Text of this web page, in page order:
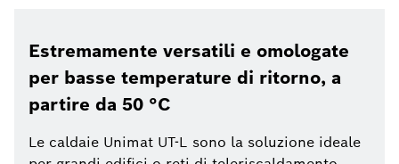
Estremamente versatili e omologate
per basse temperature di ritorno, a
partire da 50 °C
Le caldaie Unimat UT-L sono la soluzione ideale